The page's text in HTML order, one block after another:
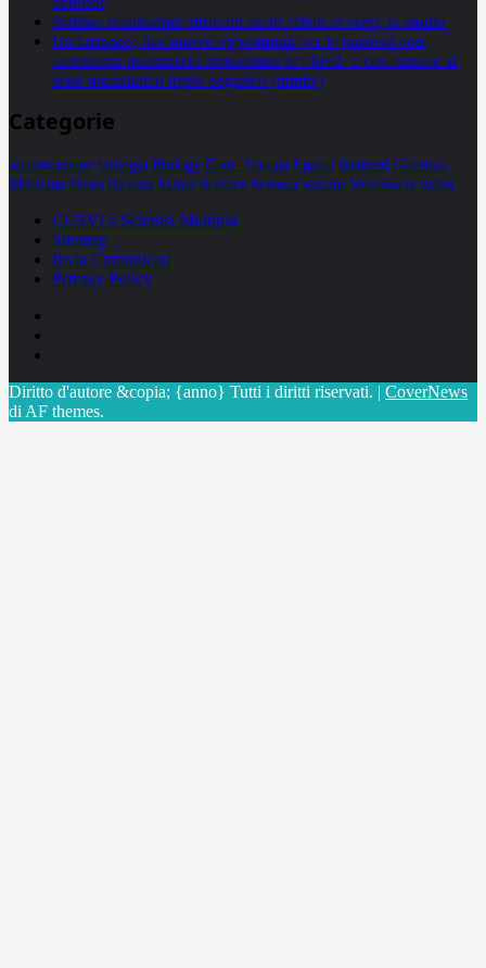
Statine: inutilmente attribuiti molti effetti avversi, lo studio
Un farmaco, due nuove opportunità per le pazienti con
carcinoma mammario metastatico hr+/her2- e con tumore al
seno metastatico triplo negativo (mtnbc)
Categorie
alimentazione biologia Biology Com. Stampa Epatiti featured Genetica
Medicina News Ricerca Salute Science Scienza vaccini Veterinaria video
CCSVI e Sclerosi Multipla
Sitemap
Invia Comunicati
Privacy Policy
Diritto d'autore &copia; {anno} Tutti i diritti riservati. | CoverNews
di AF themes.